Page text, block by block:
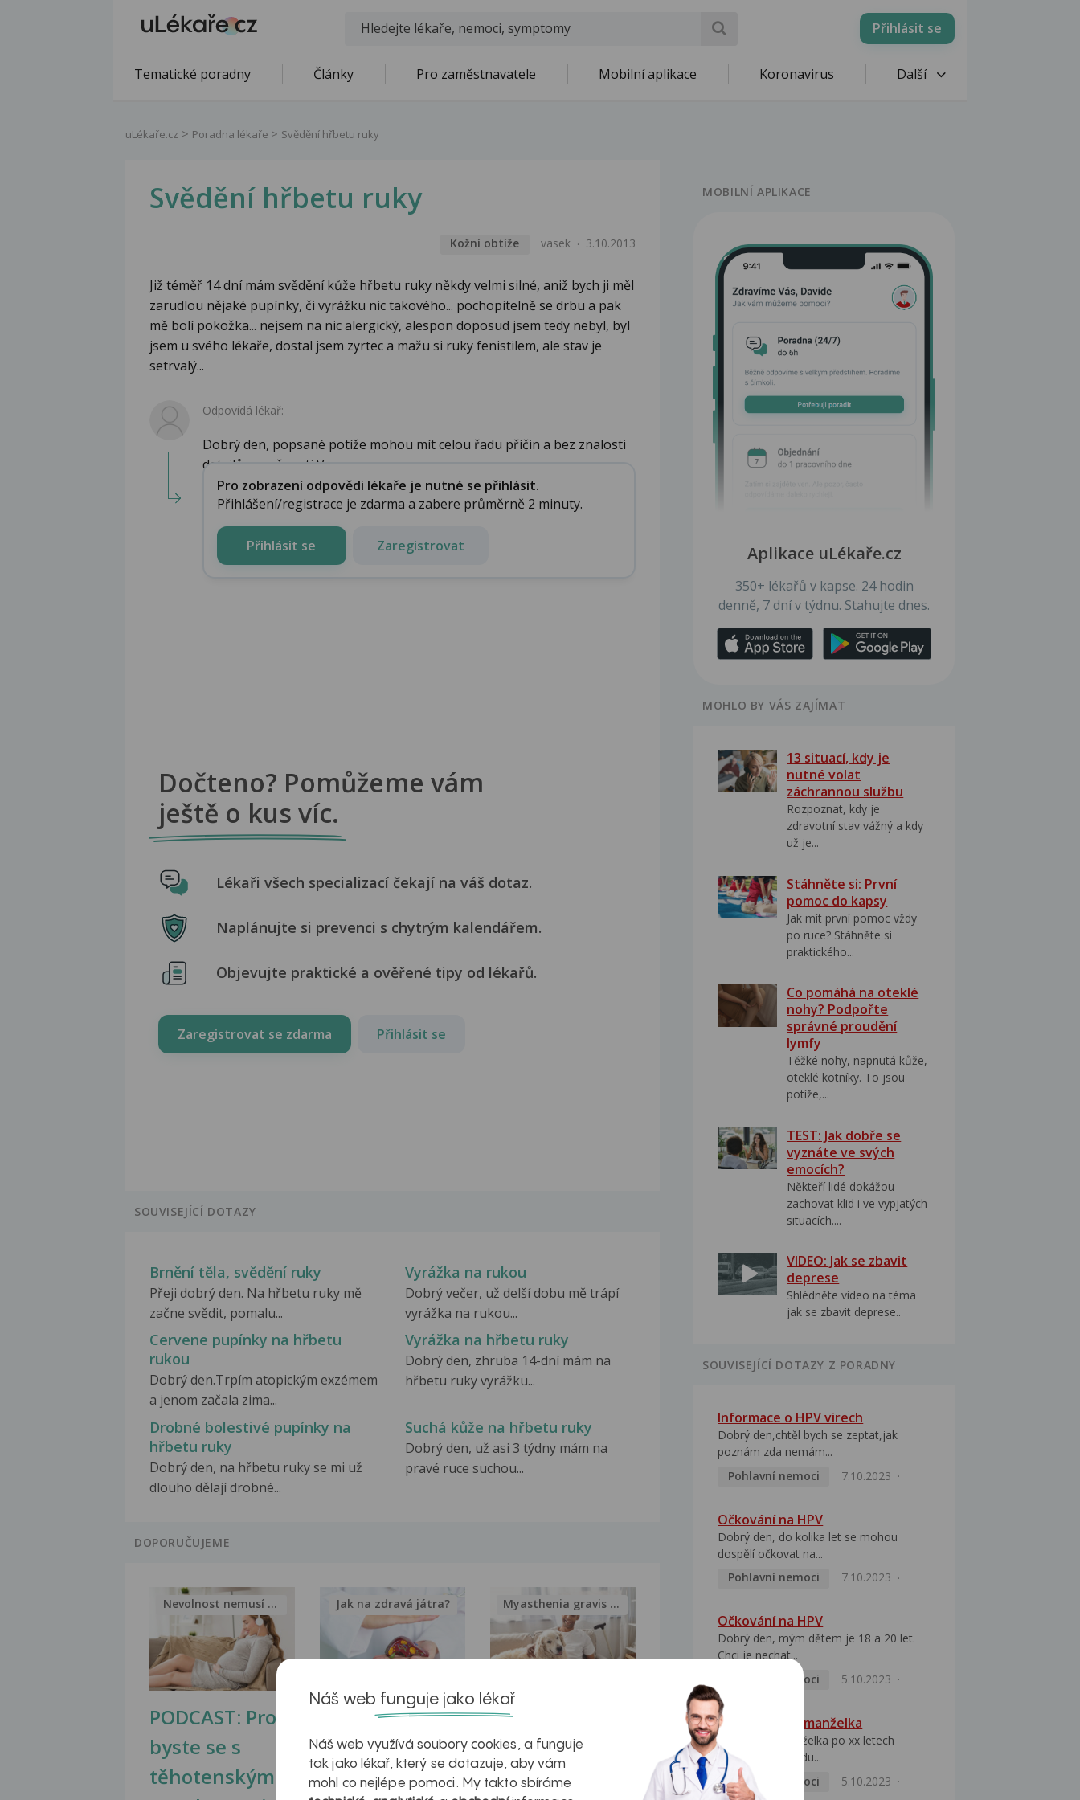
Přihlásit se
Tematické poradny Články Pro zaměstnavatele Mobilní aplikace Koronavirus Další
uLékaře.cz Poradna lékaře Svědění hřbetu ruky
Svědění hřbetu ruky
Kožní obtíže vasek 3.10.2013
Již téměř 14 dní mám svědění kůže hřbetu ruky někdy velmi silné, aniž bych ji měl
zarudlou nějaké pupínky, či vyrážku nic takového... pochopitelně se drbu a pak
mě bolí pokožka... nejsem na nic alergický, alespon doposud jsem tedy nebyl, byl
jsem u svého lékaře, dostal jsem zyrtec a mažu si ruky fenistilem, ale stav je
setrvalý...
Odpovídá lékař:
Dobrý den, popsané potíže mohou mít celou řadu příčin a bez znalosti
detailů a možnosti V...
Pro zobrazení odpovědi lékaře je nutné se přihlásit.
Přihlášení/registrace je zdarma a zabere průměrně 2 minuty.
Přihlásit se Zaregistrovat
Dočteno? Pomůžeme vám
ještě o kus víc.
Lékaři všech specializací čekají na váš dotaz.
Naplánujte si prevenci s chytrým kalendářem.
Objevujte praktické a ověřené tipy od lékařů.
Zaregistrovat se zdarma Přihlásit se
SOUVISEJÍCÍ DOTAZY
Brnění těla, svědění ruky
Přeji dobrý den. Na hřbetu ruky mě
začne svědit, pomalu...
Vyrážka na rukou
Dobrý večer, už delší dobu mě trápí
vyrážka na rukou...
Cervene pupínky na hřbetu
rukou
Dobrý den.Trpím atopickým exzémem
a jenom začala zima...
Vyrážka na hřbetu ruky
Dobrý den, zhruba 14-dní mám na
hřbetu ruky vyrážku...
Drobné bolestivé pupínky na
hřbetu ruky
Dobrý den, na hřbetu ruky se mi už
dlouho dělají drobné...
Suchá kůže na hřbetu ruky
Dobrý den, už asi 3 týdny mám na
pravé ruce suchou...
DOPORUČUJEME
PODCAST: Proč
byste se s
těhotenskými
Nevolnost nemusí být nutnou...
Ztukovatění
jater v datech a
obrazech
Jak na zdravá játra?
Inovativní
léčba
myastenie –
Myasthenia gravis – vše, co...
MOBILNÍ APLIKACE
Aplikace uLékaře.cz
350+ lékařů v kapse. 24 hodin
denně, 7 dní v týdnu. Stahujte dnes.
MOHLO BY VÁS ZAJÍMAT
13 situací, kdy je
nutné volat
záchrannou službu
Rozpoznat, kdy je
zdravotní stav vážný a kdy
už je...
Stáhněte si: První
pomoc do kapsy
Jak mít první pomoc vždy
po ruce? Stáhněte si
praktického...
Co pomáhá na oteklé
nohy? Podpořte
správné proudění
lymfy
Těžké nohy, napnutá kůže,
oteklé kotníky. To jsou
potíže,...
TEST: Jak dobře se
vyznáte ve svých
emocích?
Někteří lidé dokážou
zachovat klid i ve vypjatých
situacích....
VIDEO: Jak se zbavit
deprese
Shlédněte video na téma
jak se zbavit deprese..
SOUVISEJÍCÍ DOTAZY Z PORADNY
Informace o HPV virech
Dobrý den,chtěl bych se zeptat,jak
poznám zda nemám...
Pohlavní nemoci
7.10.2023
Očkování na HPV
Dobrý den, do kolika let se mohou
dospělí očkovat na...
Pohlavní nemoci
7.10.2023
Očkování na HPV
Dobrý den, mým dětem je 18 a 20 let.
Chci je nechat...
Pohlavní nemoci
5.10.2023
HPV pozitivní manželka
Dobrý den, manželka po xx letech
přivezla z Východu...
Pohlavní nemoci
5.10.2023
Náš web funguje jako lékař
Náš web využívá soubory cookies, a funguje
tak jako lékař, který se dotazuje, aby vám
mohl co nejlépe pomoci. My takto sbíráme